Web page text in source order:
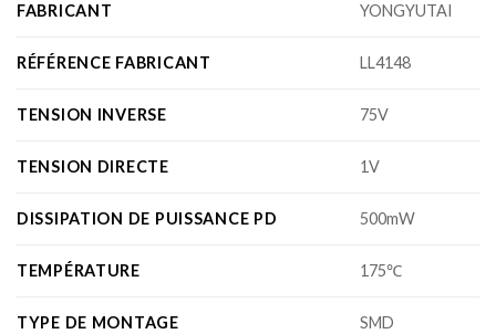
FABRICANT YONGYUTAI
RÉFÉRENCE FABRICANT LL4148
TENSION INVERSE 75V
TENSION DIRECTE 1V
DISSIPATION DE PUISSANCE PD 500mW
TEMPÉRATURE 175℃
TYPE DE MONTAGE SMD